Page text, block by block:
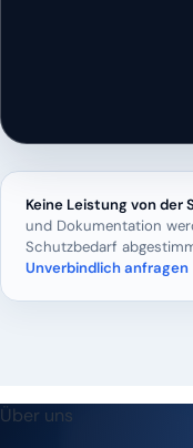
Keine Leistung von der
und Dokumentation
Schutzbedarf
Unverbindlich
Über uns